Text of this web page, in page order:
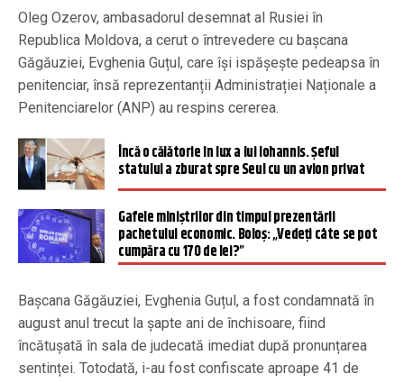
Oleg Ozerov, ambasadorul desemnat al Rusiei în
Republica Moldova, a cerut o întrevedere cu bașcana
Găgăuziei, Evghenia Guțul, care își ispășește pedeapsa în
penitenciar, însă reprezentanții Administrației Naționale a
Penitenciarelor (ANP) au respins cererea.
Încă o călătorie în lux a lui Iohannis. Șeful
statului a zburat spre Seul cu un avion privat
Gafele miniștrilor din timpul prezentării
pachetului economic. Boloș: „Vedeți câte se pot
cumpăra cu 170 de lei?”
Bașcana Găgăuziei, Evghenia Guțul, a fost condamnată în
august anul trecut la șapte ani de închisoare, fiind
încătușată în sala de judecată imediat după pronunțarea
sentinței. Totodată, i-au fost confiscate aproape 41 de